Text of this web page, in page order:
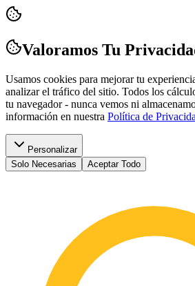
Valoramos Tu
Usamos cookies para mejorar tu
analizar el tráfico del sitio. Todos los
tu navegador - nunca vemos ni
información en nuestra Política de
Personalizar
Solo Necesarias
Aceptar Todo